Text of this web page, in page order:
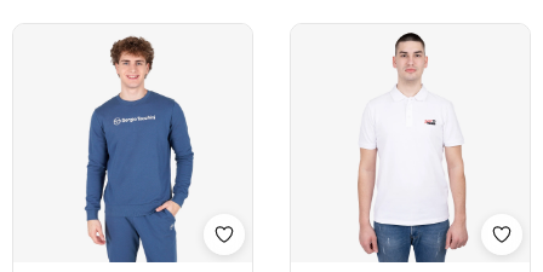
Shto në wishlist